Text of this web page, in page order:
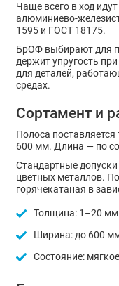
Чаще всего в ход
алюминиево-
1595 и ГОСТ 18175.
БрОФ выбирают для
держит упругость
для деталей,
средах.
Сортамент и
Полоса
600 мм. Длина — по
Стандартные
цветных металлов.
горячекатаная в
Толщина: 1–20 мм
Ширина: до 600
Состояние: